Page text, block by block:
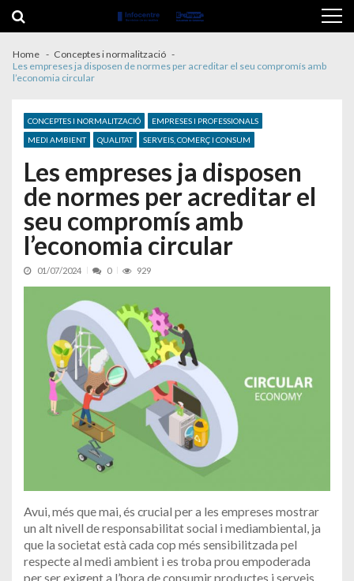
Home
Conceptes i normalització
Les empreses ja disposen de normes per acreditar el seu compromís amb
l’economia circular
CONCEPTES I NORMALITZACIÓ
EMPRESES I PROFESSIONALS
MEDI AMBIENT
QUALITAT SERVEIS, COMERÇ I CONSUM
Les empreses ja disposen
de normes per acreditar el
seu compromís amb
l’economia circular
01/07/2024 0 929
Avui, més que mai, és crucial per a les empreses mostrar
un alt nivell de responsabilitat social i mediambiental, ja
que la societat està cada cop més sensibilitzada pel
respecte al medi ambient i es troba prou empoderada
per ser exigent a l’hora de consumir productes i serveis.